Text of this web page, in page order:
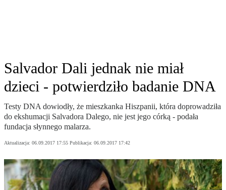
Salvador Dali jednak nie miał
dzieci - potwierdziło badanie DNA
Testy DNA dowiodły, że mieszkanka Hiszpanii, która doprowadziła
do ekshumacji Salvadora Dalego, nie jest jego córką - podała
fundacja słynnego malarza.
Aktualizacja: 06.09.2017 17:55 Publikacja: 06.09.2017 17:42